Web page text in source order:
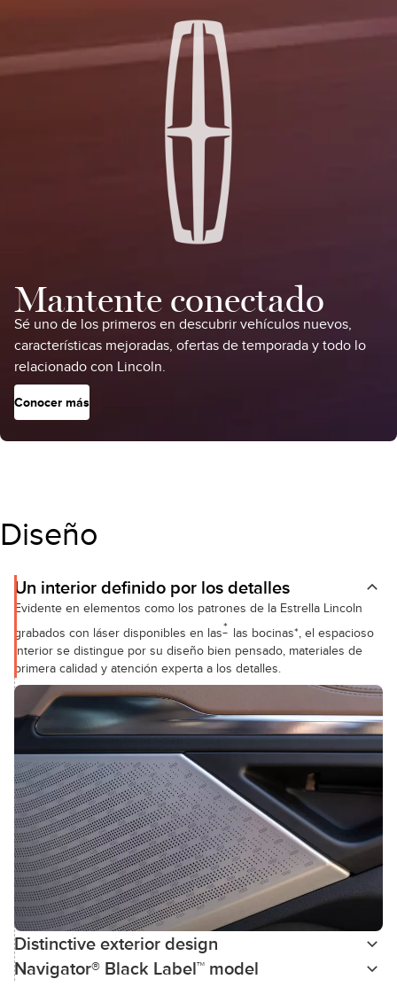
Mantente conectado
Sé uno de los primeros en descubrir vehículos nuevos,
características mejoradas, ofertas de temporada y todo lo
relacionado con Lincoln.
Conocer más
Diseño
Un interior definido por los detalles
Evidente en elementos como los patrones de la Estrella Lincoln
grabados con láser disponibles en las*
las bocinas*, el espacioso
interior se distingue por su diseño bien pensado, materiales de
primera calidad y atención experta a los detalles.
Distinctive exterior design
Navigator® Black Label™ model